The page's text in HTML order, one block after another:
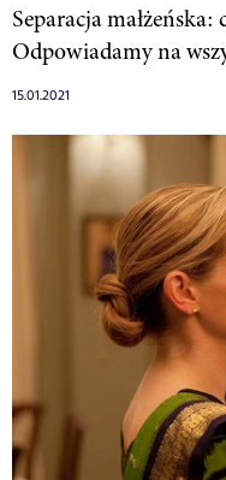
Separacja
Odpowiadamy na
15.01.2021